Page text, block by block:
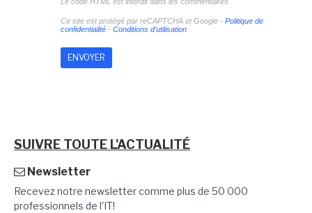
Le code HTML est interdit dans les commentaires
Ce site est protégé par reCAPTCHA et Google - Politique de
confidentialité- Conditions d'utilisation
SUIVRE TOUTE L'ACTUALITÉ
Newsletter
Recevez notre newsletter comme plus de 50 000
professionnels de l'IT!